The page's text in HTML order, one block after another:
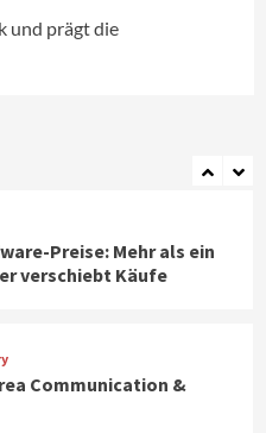
und prägt die
Ventilatoren
Preise: Mehr als ein
verschiebt Käufe
Communication &